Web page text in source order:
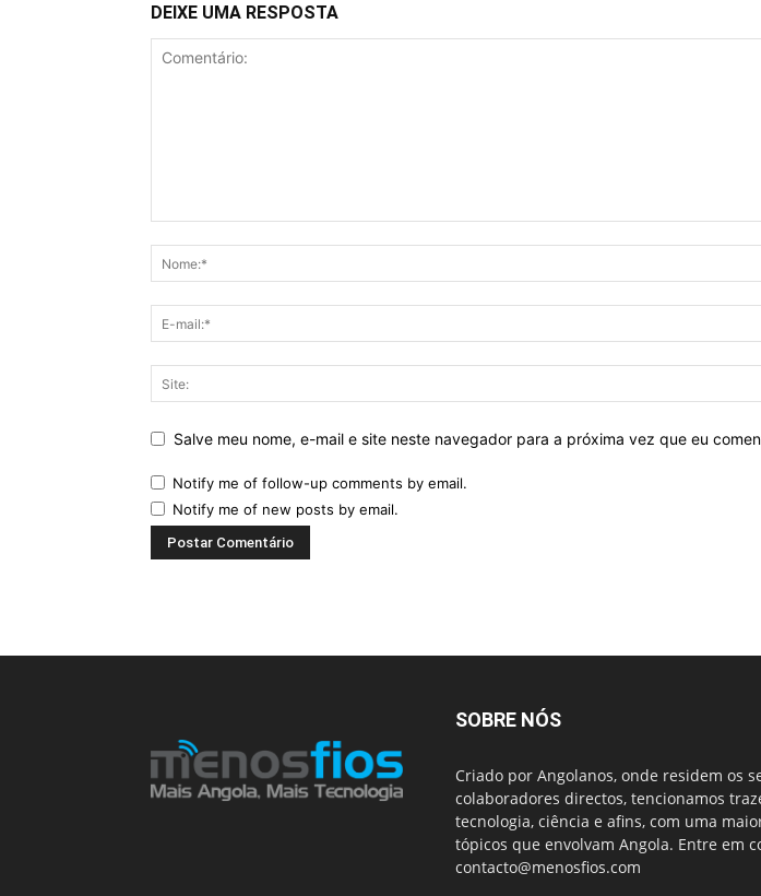
DEIXE UMA RESPOSTA
Salve meu nome, e-mail e site neste navegador para a próxima vez que eu
Notify me of follow-up comments by email.
Notify me of new posts by email.
SOBRE NÓS
Criado por Angolanos, onde residem os
colaboradores directos, tencionamos
tecnologia, ciência e afins, com uma
tópicos que envolvam Angola. Entre em
contacto@menosfios.com